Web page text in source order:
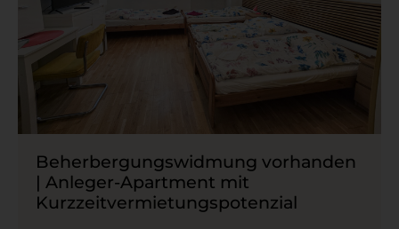
Beherbergungswidmung vorhanden
| Anleger-​Apartment mit
Kurzzeitvermietungspotenzial